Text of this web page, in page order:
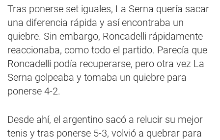
Tras ponerse set iguales, La Serna quería sacar
una diferencia rápida y así encontraba un
quiebre. Sin embargo, Roncadelli rápidamente
reaccionaba, como todo el partido. Parecía que
Roncadelli podía recuperarse, pero otra vez La
Serna golpeaba y tomaba un quiebre para
ponerse 4-2.
Desde ahí, el argentino sacó a relucir su mejor
tenis y tras ponerse 5-3, volvió a quebrar para